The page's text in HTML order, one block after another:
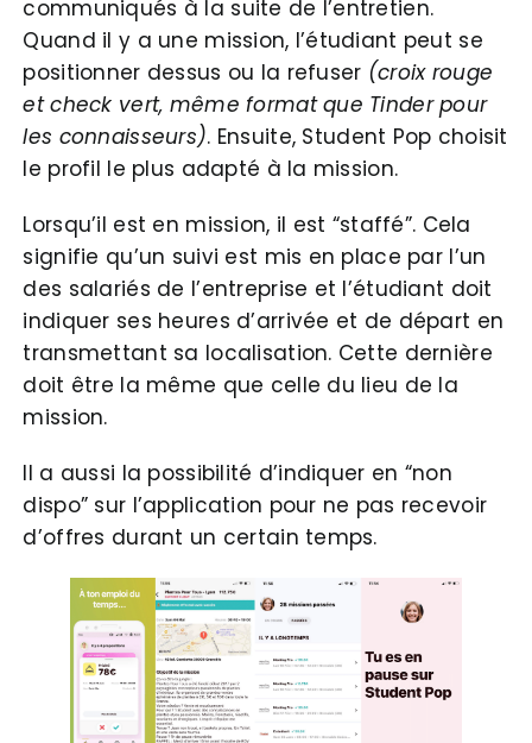
communiqués à la suite de l’entretien.
Quand il y a une mission, l’étudiant peut se
positionner dessus ou la refuser (croix rouge
et check vert, même format que Tinder pour
les connaisseurs). Ensuite, Student Pop choisit
le profil le plus adapté à la mission.
Lorsqu’il est en mission, il est “staffé”. Cela
signifie qu’un suivi est mis en place par l’un
des salariés de l’entreprise et l’étudiant doit
indiquer ses heures d’arrivée et de départ en
transmettant sa localisation. Cette dernière
doit être la même que celle du lieu de la
mission.
Il a aussi la possibilité d’indiquer en “non
dispo” sur l’application pour ne pas recevoir
d’offres durant un certain temps.